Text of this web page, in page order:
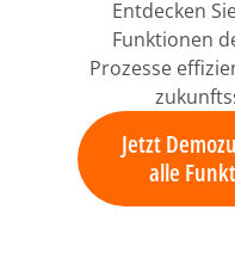
Entdecken
Funktionen
Prozesse
Jetzt
alle